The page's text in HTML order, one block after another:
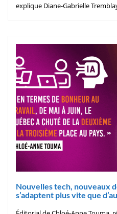
explique Diane-Gabrielle
Nouvelles tech, nouveaux
s’adaptent plus vite que